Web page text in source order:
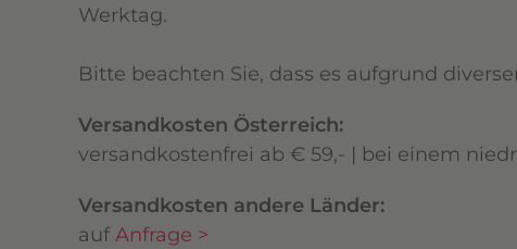
Werktag.
Bitte beachten Sie, dass es aufgrund
Versandkosten Österreich:
versandkostenfrei ab € 59,- | bei einem
Versandkosten andere Länder:
aufAnfrage >